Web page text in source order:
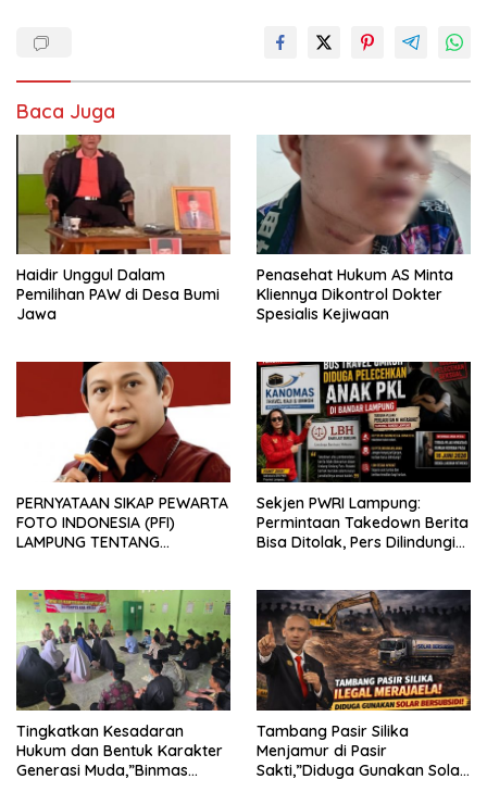
Baca Juga
Haidir Unggul Dalam
Pemilihan PAW di Desa Bumi
Jawa
Penasehat Hukum AS Minta
Kliennya Dikontrol Dokter
Spesialis Kejiwaan
PERNYATAAN SIKAP PEWARTA
FOTO INDONESIA (PFI)
LAMPUNG TENTANG
TERHADAP JURNALIS DI
PENGADILAN NEGERI
TANJUNG KARANG.
Sekjen PWRI Lampung:
Permintaan Takedown Berita
Bisa Ditolak, Pers Dilindungi
Tingkatkan Kesadaran
Hukum dan Bentuk Karakter
Generasi Muda,”Binmas
Tambang Pasir Silika
Menjamur di Pasir
Sakti,”Diduga Gunakan Solar